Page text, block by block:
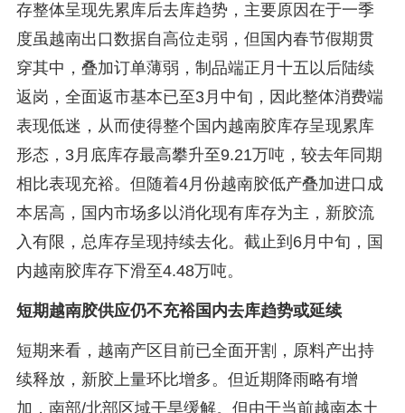
存整体呈现先累库后去库趋势，主要原因在于一季
度虽越南出口数据自高位走弱，但国内春节假期贯
穿其中，叠加订单薄弱，制品端正月十五以后陆续
返岗，全面返市基本已至3月中旬，因此整体消费端
表现低迷，从而使得整个国内越南胶库存呈现累库
形态，3月底库存最高攀升至9.21万吨，较去年同期
相比表现充裕。但随着4月份越南胶低产叠加进口成
本居高，国内市场多以消化现有库存为主，新胶流
入有限，总库存呈现持续去化。截止到6月中旬，国
内越南胶库存下滑至4.48万吨。
短期越南胶供应仍不充裕国内去库趋势或延续
短期来看，越南产区目前已全面开割，原料产出持
续释放，新胶上量环比增多。但近期降雨略有增
加，南部/北部区域干旱缓解。但由于当前越南本土